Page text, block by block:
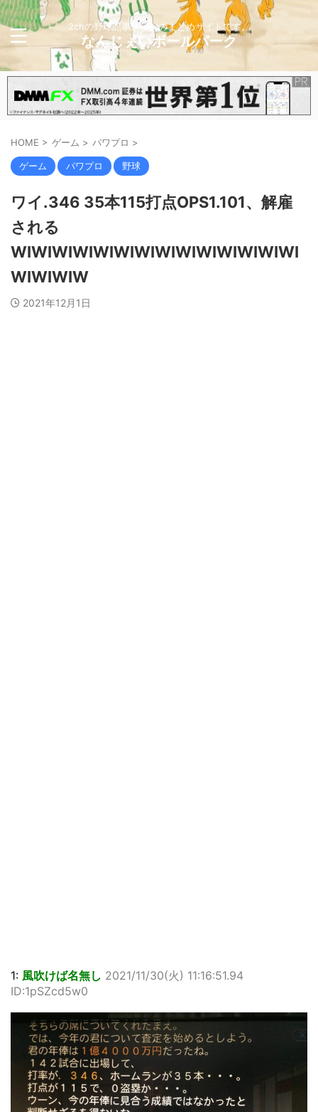
2chの野球記事メインのまとめサイトです。
なんじぇいボールパーク
HOME > ゲーム > パワプロ >
ゲーム パワプロ 野球
ワイ.346 35本115打点OPS1.101、解雇
される
WIWIWIWIWIWIWIWIWIWIWIWIWIWI
WIWIWIW
2021年12月1日
1: 風吹けば名無し 2021/11/30(火) 11:16:51.94
ID:1pSZcd5w0